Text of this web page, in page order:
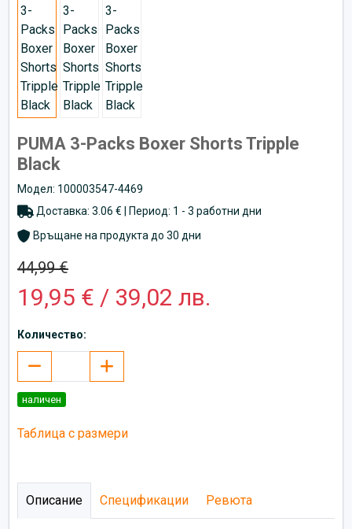
PUMA 3-Packs Boxer Shorts Tripple
Black
Модел: 100003547-4469
Доставка: 3.06 € | Период: 1 - 3 работни дни
Връщане на продукта до 30 дни
44,99 €
19,95 € / 39,02 лв.
Количество:
наличен
Таблица с размери
Описание Спецификации Ревюта